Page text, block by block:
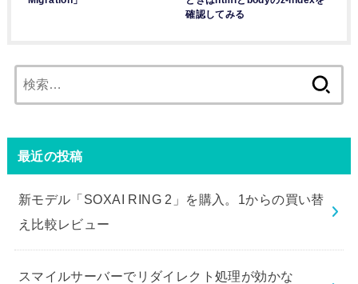
確認してみる
索:
最近の投稿
新モデル「SOXAI RING 2」を購入。1からの買い替
え比較レビュー
スマイルサーバーでリダイレクト処理が効かな